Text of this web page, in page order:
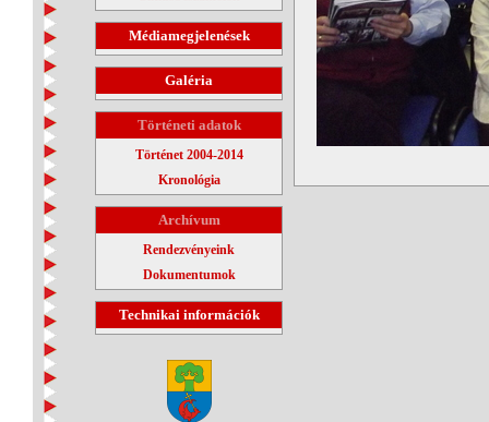
Médiamegjelenések
Galéria
Történeti adatok
Történet 2004-2014
Kronológia
Archívum
Rendezvényeink
Dokumentumok
Technikai információk